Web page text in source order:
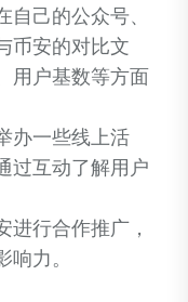
自己的公众号、
币安的对比文
用户基数等方面
办一些线上活
过互动了解用户
进行合作推广，
力。